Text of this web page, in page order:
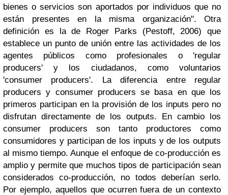
bienes o servicios son aportados por individuos que no
están presentes en la misma organización". Otra
definición es la de Roger Parks (Pestoff, 2006) que
establece un punto de unión entre las actividades de los
agentes públicos como profesionales o 'regular
producers' y los ciudadanos, como voluntarios
'consumer producers'. La diferencia entre regular
producers y consumer producers se basa en que los
primeros participan en la provisión de los inputs pero no
disfrutan directamente de los outputs. En cambio los
consumer producers son tanto productores como
consumidores y participan de los inputs y de los outputs
al mismo tiempo. Aunque el enfoque de co-producción es
amplio y permite que muchos tipos de participación sean
considerados co-producción, no todos deberían serlo.
Por ejemplo, aquellos que ocurren fuera de un contexto